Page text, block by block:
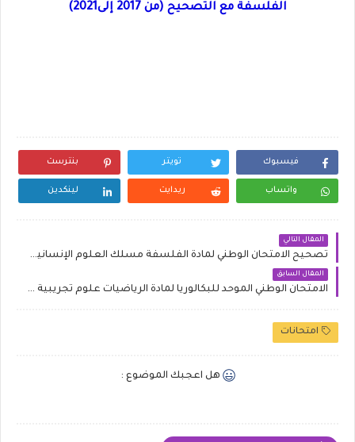
الفلسفة مع التصحيح (من 2017 إلى2021)
فيسبوك تويتر بنترست
واتساب ريدايت لينكدين
المقال التالي
تصحيح الامتحان الوطني لمادة الفلسفة مسلك العلوم الإنسانية مع إجابة نموذجية 20/20 ( العادية 2021)
المقال السابق
الامتحان الوطني الموحد للبكالوريا لمادة الرياضيات علوم تجريبية خيار فرنسية مع التصحيح (2021)
امتحانات
هل اعجبك الموضوع :